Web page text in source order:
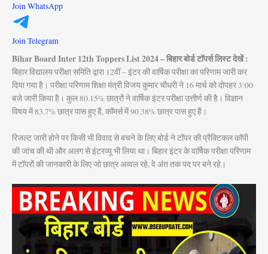
Join WhatsApp
Join Telegram
Bihar Board Inter 12th Toppers List 2024 – बिहार बोर्ड टॉपर्स लिस्ट देखें :
बिहार विद्यालय परीक्षा समिति द्वारा 12वीं – इंटर की वार्षिक परीक्षा का परिणाम जारी कर
दिया गया है। परीक्षा परिणाम शिक्षा मंत्री विजय कुमार चौधरी ने 16 मार्च को दोपहर 3:00
बजे जारी किया है। कुल 80.15% छात्रों ने वार्षिक इंटर परीक्षा उत्तीर्ण की है। विज्ञान
विषय में 83.7% छात्र पास हुए हैं, कॉमर्स में 90.38% छात्र पास हुए हैं।
रिजल्ट जारी होने पर किसी भी विवाद से बचने के लिए बोर्ड ने टॉपर की प्रैक्टिकल कॉपी
की जांच की थी और अलग से इंटरव्यू भी लिया था। बिहार इंटर के वार्षिक परीक्षा परिणाम
में टॉपरों की जानकारी के लिए जो छात्र अव्वल रहे, वे अंत तक पद पर बने रहे।